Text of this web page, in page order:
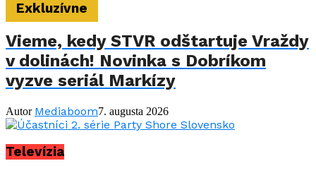
Exkluzívne
Vieme, kedy STVR odštartuje Vraždy
v dolinách! Novinka s Dobríkom
vyzve seriál Markízy
Autor Mediaboom7. augusta 2026
Televízia